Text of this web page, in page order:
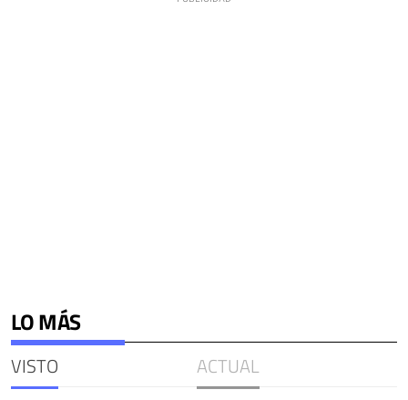
LO MÁS
VISTO ACTUAL